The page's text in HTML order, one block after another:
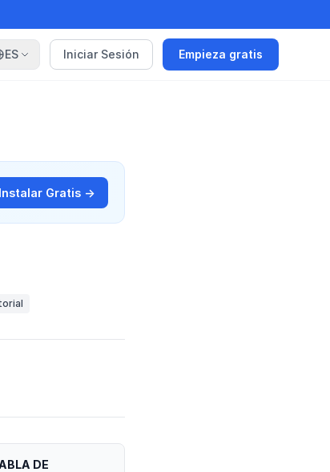
ES Iniciar Sesión Empieza gratis
Instalar Gratis →
DE